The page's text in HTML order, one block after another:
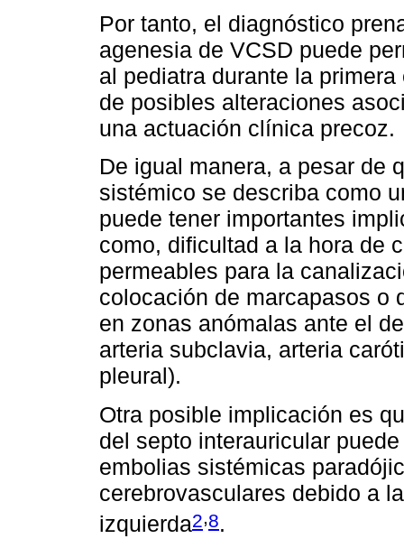
Por tanto, el diagnóstico
agenesia de VCSD puede
al pediatra durante la
de posibles alteraciones
una actuación clínica precoz.
De igual manera, a pesar de
sistémico se describa como
puede tener importantes
como, dificultad a la hora de
permeables para la
colocación de marcapasos o
en zonas anómalas ante el
arteria subclavia, arteria
pleural).
Otra posible implicación es
del septo interauricular
embolias sistémicas
cerebrovasculares debido a
izquierda2 8.